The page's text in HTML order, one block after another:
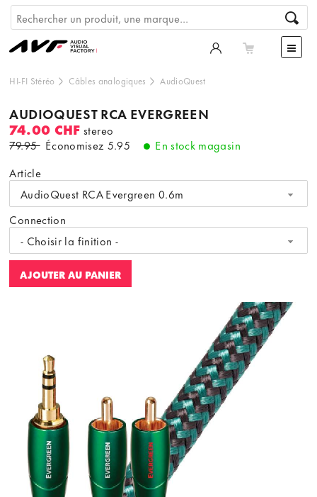
HI-FI Stéréo Câbles analogiques AudioQuest
AUDIOQUEST RCA EVERGREEN
74.00 CHF stereo
79.95 Économisez 5.95
En stock magasin
Article
AudioQuest RCA Evergreen 0.6m
Connection
- Choisir la finition -
AJOUTER AU PANIER